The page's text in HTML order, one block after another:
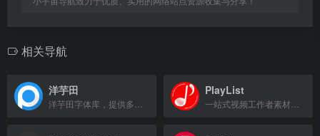
相关导航
洋芋田 PlayList